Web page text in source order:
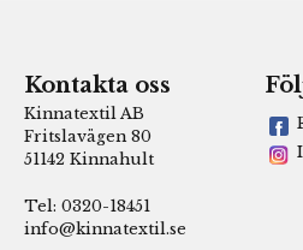
Kontakta oss
Kinnatextil AB
Fritslavägen 80
51142 Kinnahult
Tel: 0320-18451
info@kinnatextil.se